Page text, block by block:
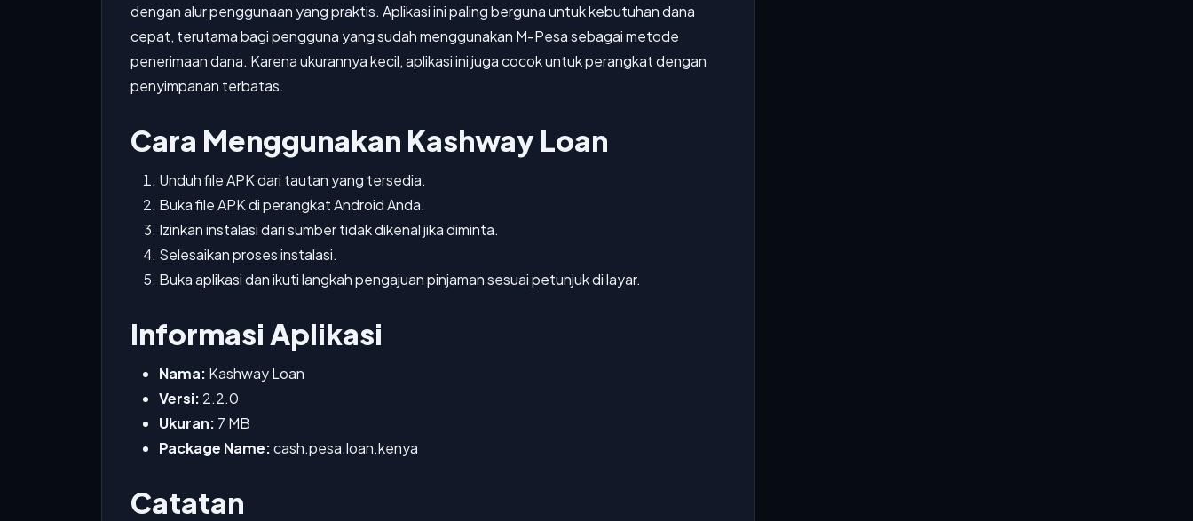
dengan alur penggunaan yang praktis. Aplikasi ini paling berguna untuk kebutuhan dana
cepat, terutama bagi pengguna yang sudah menggunakan M-Pesa sebagai metode
penerimaan dana. Karena ukurannya kecil, aplikasi ini juga cocok untuk perangkat dengan
penyimpanan terbatas.
Cara Menggunakan Kashway Loan
Unduh file APK dari tautan yang tersedia.
Buka file APK di perangkat Android Anda.
Izinkan instalasi dari sumber tidak dikenal jika diminta.
Selesaikan proses instalasi.
Buka aplikasi dan ikuti langkah pengajuan pinjaman sesuai petunjuk di layar.
Informasi Aplikasi
Nama: Kashway Loan
Versi: 2.2.0
Ukuran: 7 MB
Package Name:cash.pesa.loan.kenya
Catatan